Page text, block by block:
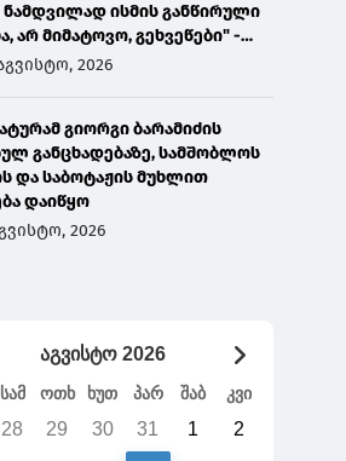
ნამდვილად ისმის განწირული
არ მიმატოვო, გეხვეწები" -
ვაპირებდით
2026
გიორგი ბარამიძის
განცხადებაზე, სამშობლოს
და საბოტაჟის მუხლით
დაიწყო
2026
აგვისტო 2026
სამ ოთხ ხუთ პარ შაბ კვი
28 29 30 31 1 2